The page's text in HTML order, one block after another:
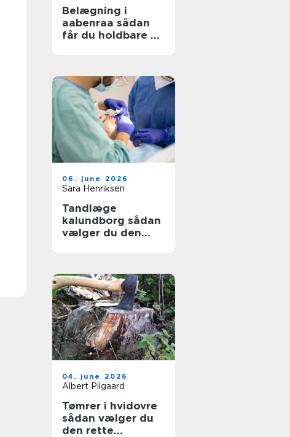
Belægning i
aabenraa sådan
får du holdbare og
06. june 2026
Sara Henriksen
Tandlæge
kalundborg sådan
vælger du den
04. june 2026
Albert Pilgaard
Tømrer i hvidovre
sådan vælger du
den rette